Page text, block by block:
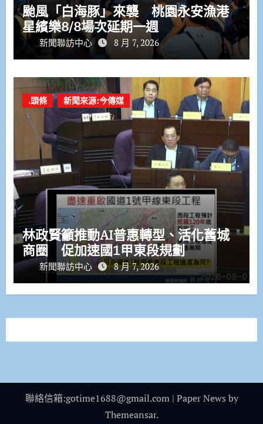
颱風「白海豚」來襲 桃園永安漁港
星繽樂8/8場次延期一週
新聞聯訪中心 8 月 7, 2026
.頭條 新聞來源:今傳媒
林政賢籲推動AI普惠轉型、活化舊城
商圈 促加速國1甲東段規劃
新聞聯訪中心 8 月 7, 2026
聯絡信箱:gotime1688@gmail.com | Paper News by
Themeansar.